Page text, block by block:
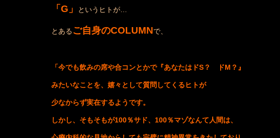
「 G 」 というヒトが…
とあるご自身のCOLUMNで、
「今でも飲みの席や合コンとかで『あなたはドS？ ドM？』
みたいなことを、嬉々として質問してくるヒトが
少なからず実在するようです。
しかし、そもそもが100％サド、100％マゾなんて人間は、